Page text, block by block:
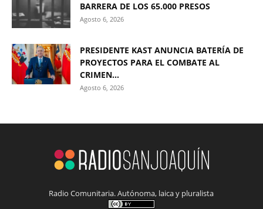
BARRERA DE LOS 65.000 PRESOS
Agosto 6, 2026
PRESIDENTE KAST ANUNCIA BATERÍA DE
PROYECTOS PARA EL COMBATE AL
CRIMEN...
Agosto 6, 2026
Radio Comunitaria. Autónoma, laica y pluralista